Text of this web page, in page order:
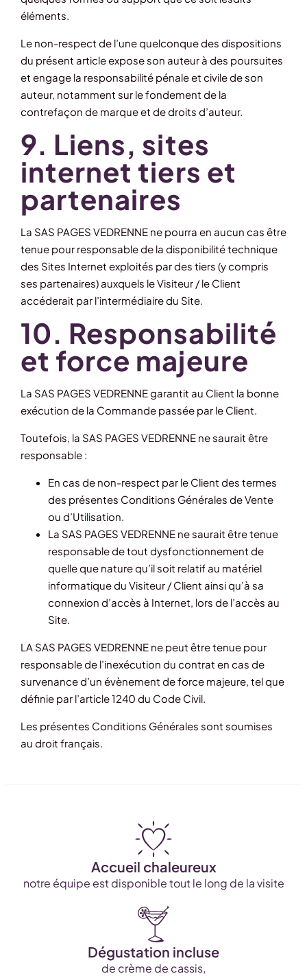
éléments.
Le non-respect de l’une quelconque des dispositions
du présent article expose son auteur à des poursuites
et engage la responsabilité pénale et civile de son
auteur, notamment sur le fondement de la
contrefaçon de marque et de droits d’auteur.
9. Liens, sites
internet tiers et
partenaires
La SAS PAGES VEDRENNE ne pourra en aucun cas être
tenue pour responsable de la disponibilité technique
des Sites Internet exploités par des tiers (y compris
ses partenaires) auxquels le Visiteur / le Client
accéderait par l’intermédiaire du Site.
10. Responsabilité
et force majeure
La SAS PAGES VEDRENNE garantit au Client la bonne
exécution de la Commande passée par le Client.
Toutefois, la SAS PAGES VEDRENNE ne saurait être
responsable :
En cas de non-respect par le Client des termes
des présentes Conditions Générales de Vente
ou d’Utilisation.
La SAS PAGES VEDRENNE ne saurait être tenue
responsable de tout dysfonctionnement de
quelle que nature qu’il soit relatif au matériel
informatique du Visiteur / Client ainsi qu’à sa
connexion d’accès à Internet, lors de l’accès au
Site.
LA SAS PAGES VEDRENNE ne peut être tenue pour
responsable de l’inexécution du contrat en cas de
survenance d’un évènement de force majeure, tel que
définie par l’article 1240 du Code Civil.
Les présentes Conditions Générales sont soumises
au droit français.
Accueil chaleureux
notre équipe est disponible tout le long de la visite
Dégustation incluse
de crème de cassis,